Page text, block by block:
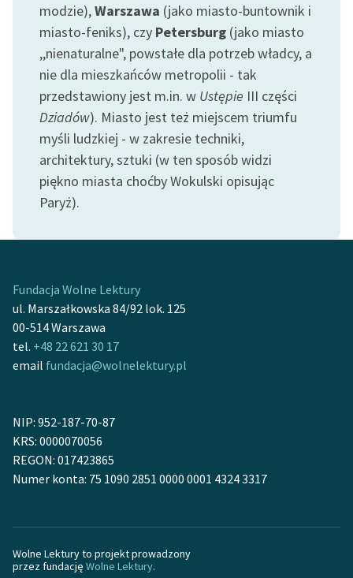
modzie),Warszawa (jako miasto-buntownik i
miasto-feniks), czy Petersburg (jako miasto
,,nienaturalne", powstałe dla potrzeb władcy, a
nie dla mieszkańców metropolii - tak
przedstawiony jest m.in. w Ustępie III części
Dziadów). Miasto jest też miejscem triumfu
myśli ludzkiej - w zakresie techniki,
architektury, sztuki (w ten sposób widzi
piękno miasta choćby Wokulski opisując
Paryż).
Fundacja Wolne Lektury
ul. Marszałkowska 84/92 lok. 125
00-514 Warszawa
tel. +48 22 621 30 17
email fundacja@wolnelektury.pl
NIP: 952-187-70-87
KRS: 0000070056
REGON: 017423865
Numer konta: 75 1090 2851 0000 0001 4324 3317
Wolne Lektury to projekt prowadzony
przez fundację Wolne Lektury.